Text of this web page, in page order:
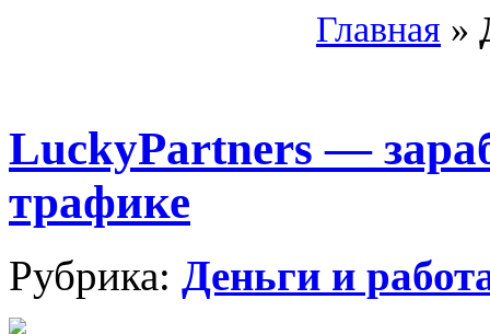
Главная »
LuckyPartners —
трафике
Рубрика: Деньги и